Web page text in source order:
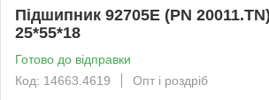
Підшипник 92705Е (PN
25*55*18
Готово до відправки
Код: 14663.4619
Опт і роздріб